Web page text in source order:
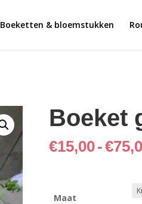
Boeketten & bloemstukken
Boeket
€15,00-€
Maat